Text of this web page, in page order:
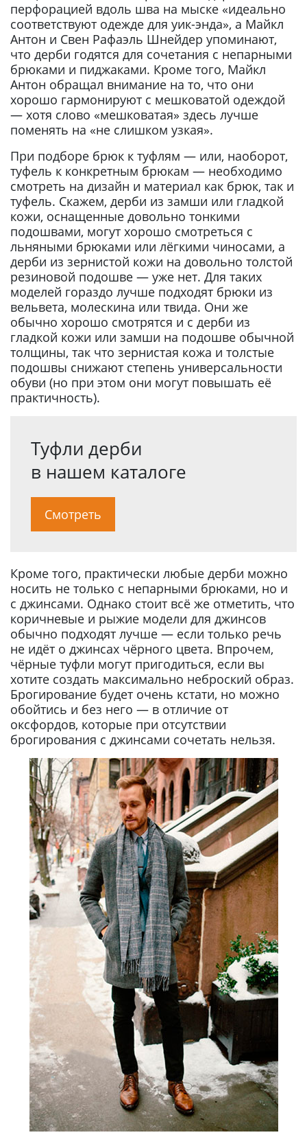
перфорацией вдоль шва на мыске «идеально
соответствуют одежде для уик-энда», а Майкл
Антон и Свен Рафаэль Шнейдер упоминают,
что дерби годятся для сочетания с непарными
брюками и пиджаками. Кроме того, Майкл
Антон обращал внимание на то, что они
хорошо гармонируют с мешковатой одеждой
— хотя слово «мешковатая» здесь лучше
поменять на «не слишком узкая».
При подборе брюк к туфлям — или, наоборот,
туфель к конкретным брюкам — необходимо
смотреть на дизайн и материал как брюк, так и
туфель. Скажем, дерби из замши или гладкой
кожи, оснащенные довольно тонкими
подошвами, могут хорошо смотреться с
льняными брюками или лёгкими чиносами, а
дерби из зернистой кожи на довольно толстой
резиновой подошве — уже нет. Для таких
моделей гораздо лучше подходят брюки из
вельвета, молескина или твида. Они же
обычно хорошо смотрятся и с дерби из
гладкой кожи или замши на подошве обычной
толщины, так что зернистая кожа и толстые
подошвы снижают степень универсальности
обуви (но при этом они могут повышать её
практичность).
Туфли дерби
в нашем каталоге
Смотреть
Кроме того, практически любые дерби можно
носить не только с непарными брюками, но и
с джинсами. Однако стоит всё же отметить, что
коричневые и рыжие модели для джинсов
обычно подходят лучше — если только речь
не идёт о джинсах чёрного цвета. Впрочем,
чёрные туфли могут пригодиться, если вы
хотите создать максимально неброский образ.
Брогирование будет очень кстати, но можно
обойтись и без него — в отличие от
оксфордов, которые при отсутствии
брогирования с джинсами сочетать нельзя.